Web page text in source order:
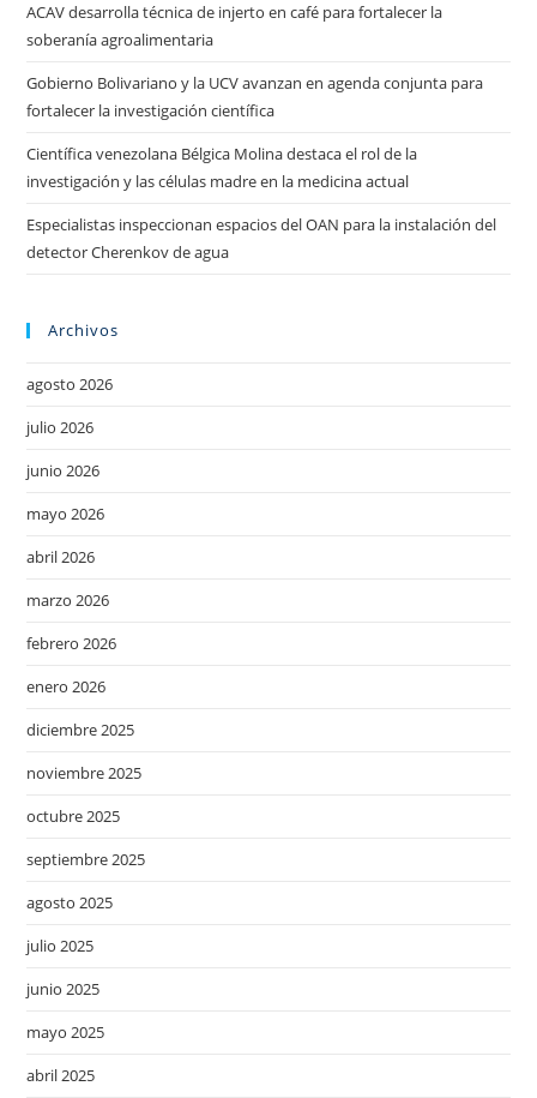
ACAV desarrolla técnica de injerto en café para fortalecer la
soberanía agroalimentaria
Gobierno Bolivariano y la UCV avanzan en agenda conjunta para
fortalecer la investigación científica
Científica venezolana Bélgica Molina destaca el rol de la
investigación y las células madre en la medicina actual
Especialistas inspeccionan espacios del OAN para la instalación del
detector Cherenkov de agua
Archivos
agosto 2026
julio 2026
junio 2026
mayo 2026
abril 2026
marzo 2026
febrero 2026
enero 2026
diciembre 2025
noviembre 2025
octubre 2025
septiembre 2025
agosto 2025
julio 2025
junio 2025
mayo 2025
abril 2025